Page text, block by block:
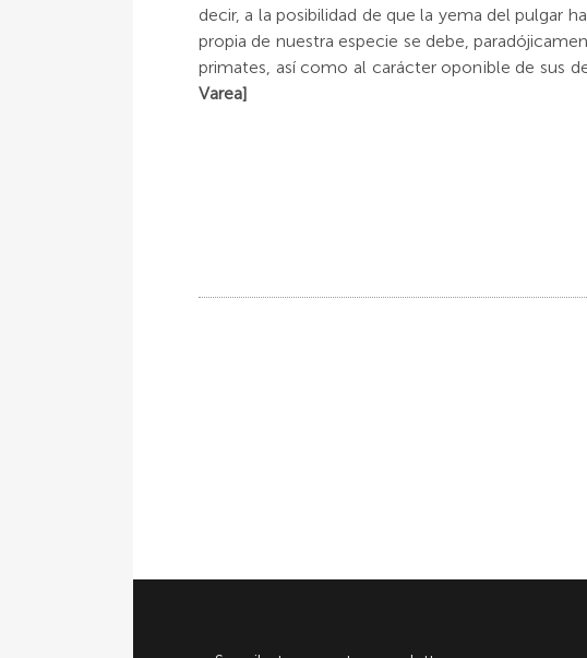
decir, a la posibilidad de que la yema del pulgar
propia de nuestra especie se debe,
primates, así como al carácter oponible de sus
Varea]